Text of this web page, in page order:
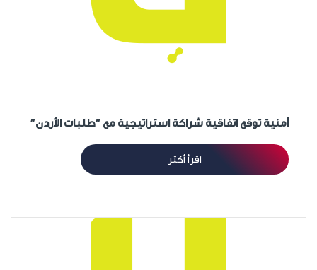
أمنية توقع اتفاقية شراكة استراتيجية مع “طلبات الأردن”
اقرأ أكثر